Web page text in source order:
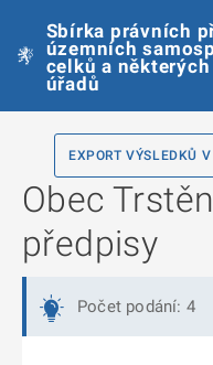
Sbírka právních
územních
celků a
úřadů
EXPORT VÝSLEDKŮ
Obec
předpisy
Počet podání: 4